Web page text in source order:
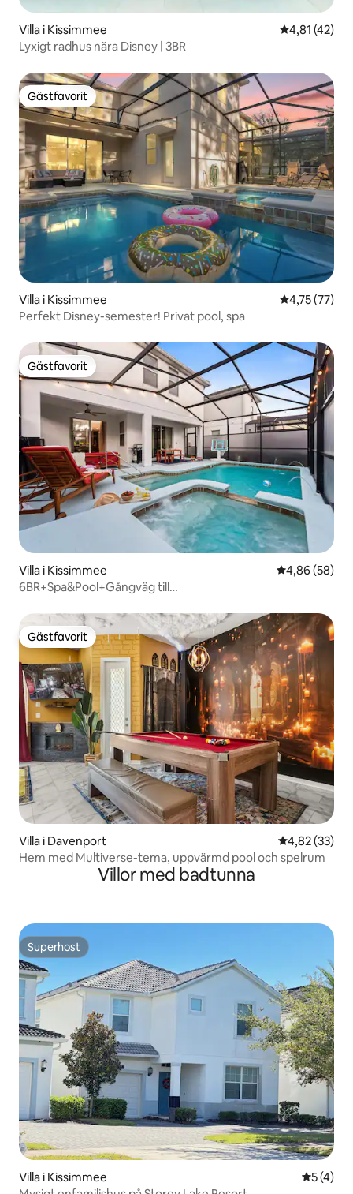
Villa i Kissimmee 4,81 av 5 i
4,81 (42)
Lyxigt radhus nära Disney | 3BR
Gästfavorit
Gästfavorit
Villa i Kissimmee 4,75 av 5 i
4,75 (77)
Perfekt Disney-semester! Privat pool, spa
Gästfavorit
Gästfavorit
Villa i Kissimmee 4,86 av 5 i
4,86 (58)
6BR+Spa&Pool+Gångväg till
Gästfavorit
Gästfavorit
Villa i Davenport 4,82 av 5 i
4,82 (33)
Hem med Multiverse-tema, uppvärmd pool och spelrum
Villor med badtunna
Superhost
Superhost
Villa i Kissimmee 5 av 5 i
5 (4)